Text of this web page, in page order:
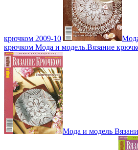
крючком 2009-10
крючком Мода и модель.Вязание
Мода и модель